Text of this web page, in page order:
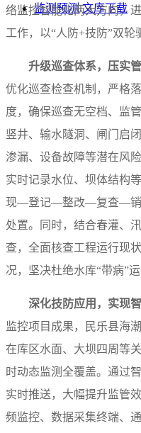
监测预测 文库下载
络监控智能化两大方向，
工作，以“人防+技防”双轮
升级巡查体系，压实管
优化巡查检查机制，严格
度，确保巡查无空档、监
竖井、输水隧洞、闸门启
渗漏、设备故障等潜在风
实时记录水位、坝体结构
现—登记—整改—复查—销
处置。同时，结合春灌、
查，全面核查工程运行现
况，坚决杜绝水库“带病”运
深化技防应用，实现智
监控项目成果，民乐县海
在库区水面、大坝四周等
时动态监测全覆盖。通过
实时推送，大幅提升监管
频监控、数据采集终端、